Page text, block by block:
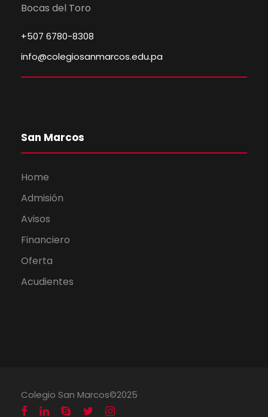
Bocas del Toro
+507 6780-8308
info@colegiosanmarcos.edu.pa
San Marcos
Home
Admisión
Avisos
Financiero
Oferta
Acudientes
Colegio San Marcos©2025